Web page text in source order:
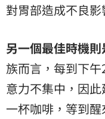
對胃部造成不良影
另一個最佳時機則
族而言，每到下
意力不集中，因
一杯咖啡，等到